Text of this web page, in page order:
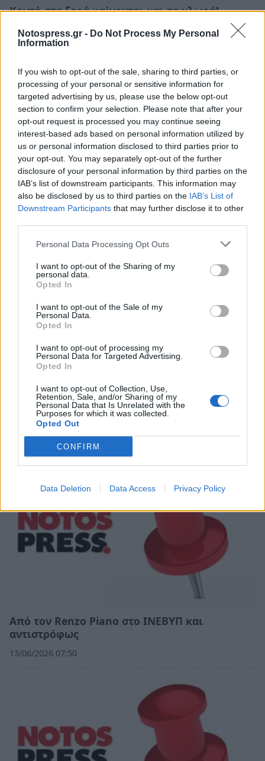
Notospress.gr - Do Not Process My Personal
Information
If you wish to opt-out of the sale, sharing to third parties, or
processing of your personal or sensitive information for
targeted advertising by us, please use the below opt-out
section to confirm your selection. Please note that after your
opt-out request is processed you may continue seeing
interest-based ads based on personal information utilized by
us or personal information disclosed to third parties prior to
your opt-out. You may separately opt-out of the further
disclosure of your personal information by third parties on the
IAB’s list of downstream participants. This information may
also be disclosed by us to third parties on the IAB’s List of
Downstream Participants that may further disclose it to other
Personal Data Processing Opt Outs
I want to opt-out of the Sharing of my
personal data.
Opted In
I want to opt-out of the Sale of my
Personal Data.
Opted In
I want to opt-out of processing my
Personal Data for Targeted Advertising.
Opted In
I want to opt-out of Collection, Use,
Retention, Sale, and/or Sharing of my
Personal Data that Is Unrelated with the
Purposes for which it was collected.
Opted Out
CONFIRM
Data Deletion Data Access Privacy Policy
Κοντά στα ξερά καίγονται και τα χλωρά!
31/07/2026 09:17
Η «think tank των πούρων»!
Νέα Δημοκρατία. Το ίδιο λάθος…
24/06/2026 11:45
Από τον Renzo Piano στο ΙΝΕΒΥΠ και
αντιστρόφως
13/06/2026 07:50